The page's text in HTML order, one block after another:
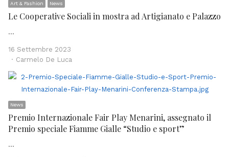
Art & Fashion News
Le Cooperative Sociali in mostra ad Artigianato e Palazzo
…
16 Settembre 2023
Author
Carmelo De Luca
News
Premio Internazionale Fair Play Menarini, assegnato il
Premio speciale Fiamme Gialle “Studio e sport”
…